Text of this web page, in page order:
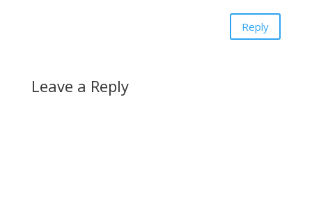
Reply
Leave a Reply